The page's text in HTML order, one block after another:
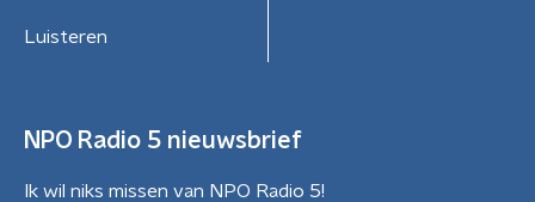
Luisteren
NPO Radio 5 nieuwsbrief
Ik wil niks missen van NPO Radio 5!